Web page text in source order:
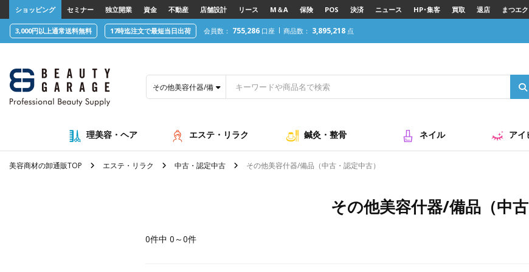
text.skipToContent
text.skipToNavigation
ショッピング セミナー 独立開業 資金 不動産 店舗設計 リース M＆A 保険 POS 決済 ニュース HP･集客 買取 退店 まつエク
3,000円以上通常送料無料 17時迄注文で最短当日出荷 会員数： 755,286 口座 商品数： 3,895,218 点
その他美容什器/備品（中古・認定中古）
理美容・ヘア エステ・リラク 鍼灸・整骨 ネイル アイ
美容商材の卸通販TOP エステ・リラク 中古・認定中古 その他美容什器/備品（中古・認定中古）
その他美容什器/備品（中古
0件中 0～0件